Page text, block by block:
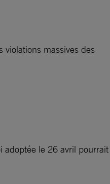
violations massives des
adoptée le 26 avril pourrait